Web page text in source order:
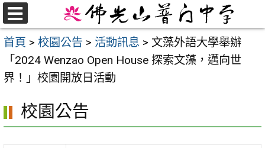
跳
至
主
內
首頁 > 校園公告 > 活動訊息 > 文藻外語大學舉辦
「2024 Wenzao Open House 探索文藻，邁向世
界！」校園開放日活動
校園公告
選
單